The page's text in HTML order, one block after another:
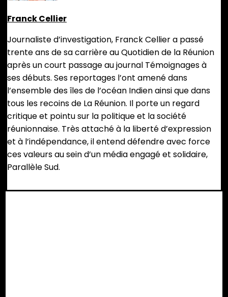
Franck Cellier
Journaliste d’investigation, Franck Cellier a passé
trente ans de sa carrière au Quotidien de la Réunion
après un court passage au journal Témoignages à
ses débuts. Ses reportages l’ont amené dans
l’ensemble des îles de l’océan Indien ainsi que dans
tous les recoins de La Réunion. Il porte un regard
critique et pointu sur la politique et la société
réunionnaise. Très attaché à la liberté d’expression
et à l’indépendance, il entend défendre avec force
ces valeurs au sein d’un média engagé et solidaire,
Parallèle Sud.